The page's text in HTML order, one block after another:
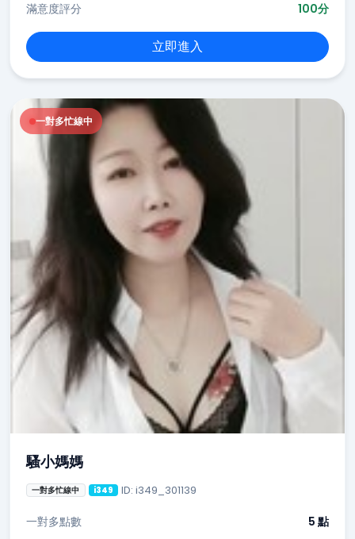
滿意度評分
100分
立即進入
一對多忙線中
騷小媽媽
一對多忙線中 i349 ID: i349_301139
一對多點數 5 點